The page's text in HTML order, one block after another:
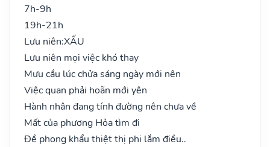
7h-9h
19h-21h
Lưu niên:XẤU
Lưu niên mọi việc khó thay
Mưu cầu lúc chửa sáng ngày mới nên
Việc quan phải hoãn mới yên
Hành nhân đang tính đường nên chưa về
Mất của phương Hỏa tìm đi
Đề phong khẩu thiệt thị phi lắm điều..